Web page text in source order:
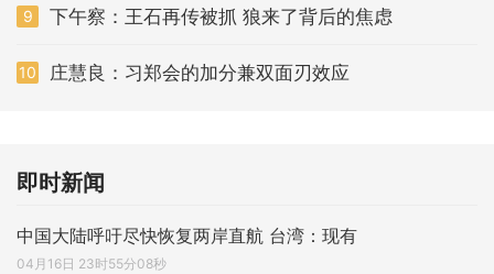
9 下午察：王石再传被抓 狼来了背后的焦虑
10 庄慧良：习郑会的加分兼双面刃效应
即时新闻
中国大陆呼吁尽快恢复两岸直航 台湾：现有
04月16日 23时55分08秒